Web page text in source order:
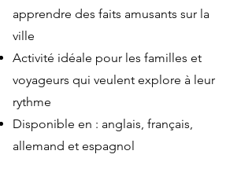
apprendre des faits amusants sur la
ville
Activité idéale pour les familles et
voyageurs qui veulent explore à leur
rythme
Disponible en : anglais, français,
allemand et espagnol